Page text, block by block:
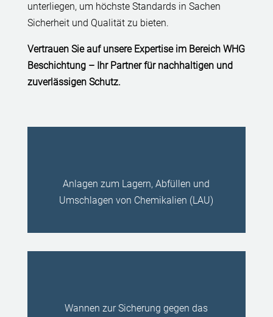
unterliegen, um höchste Standards in Sachen
Sicherheit und Qualität zu bieten.
Vertrauen Sie auf unsere Expertise im Bereich WHG
Beschichtung – Ihr Partner für nachhaltigen und
zuverlässigen Schutz.
Anlagen zum Lagern, Abfüllen und
Umschlagen von Chemikalien (LAU)
Wannen zur Sicherung gegen das